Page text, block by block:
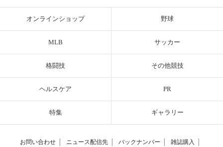
オンラインショップ 野球
MLB サッカー
格闘技 その他競技
ヘルスケア PR
特集 ギャラリー
お問い合わせ ニュース配信先 バックナンバー 雑誌購入